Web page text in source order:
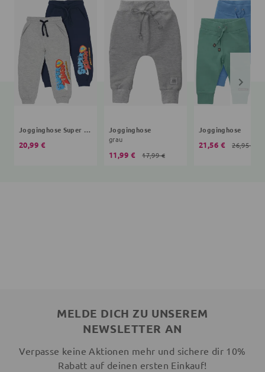
Jogginghose Super Zings
20,99 €
Jogginghose
grau
11,99 € 17,99 €
Jogginghose
21,56 € 26,95 €
MELDE DICH ZU UNSEREM
NEWSLETTER AN
Verpasse keine Aktionen mehr und sichere dir 10%
Rabatt auf deinen ersten Einkauf!